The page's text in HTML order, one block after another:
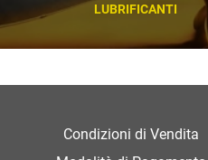
LUBRIFICANTI
Condizioni di Vendita